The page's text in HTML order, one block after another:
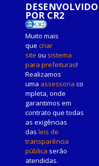
DESENVOLVIDO
POR CR2
Muito mais
que criar
site ou sistema
para prefeituras!
Realizamos
uma assessoria co
mpleta, onde
garantimos em
contrato que todas
as exigências
das leis de
transparência
pública serão
atendidas.